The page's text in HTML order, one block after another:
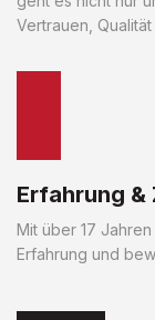
Vertrauen,
Erfahrung
Mit über 17
Erfahrung und